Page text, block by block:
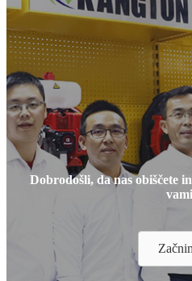
Dobrodošli, da nas obiščete